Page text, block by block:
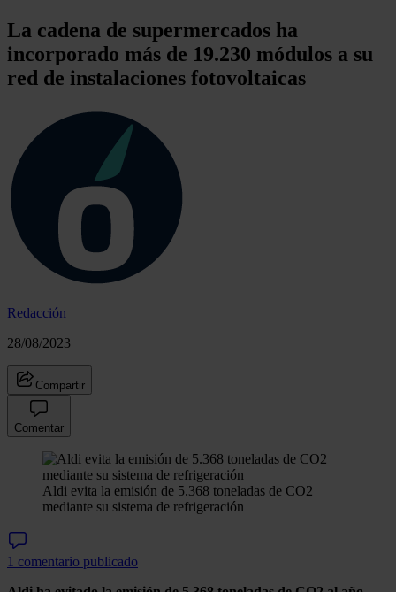
La cadena de supermercados ha
incorporado más de 19.230 módulos a su
red de instalaciones fotovoltaicas
Redacción
28/08/2023
Compartir
Comentar
Aldi evita la emisión de 5.368 toneladas de CO2
mediante su sistema de refrigeración
1 comentario publicado